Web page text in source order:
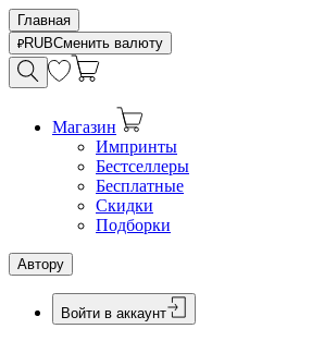
Главная
RUBСменить валюту
Магазин
Импринты
Бестселлеры
Бесплатные
Скидки
Подборки
Автору
Войти в аккаунт